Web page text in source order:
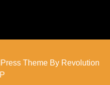
Theme By Revolution